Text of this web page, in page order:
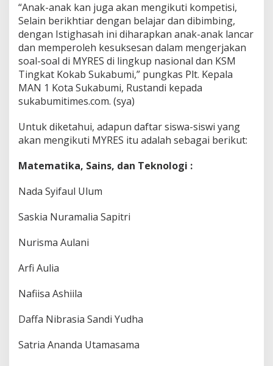
“Anak-anak kan juga akan mengikuti kompetisi,
Selain berikhtiar dengan belajar dan dibimbing,
dengan Istighasah ini diharapkan anak-anak lancar
dan memperoleh kesuksesan dalam mengerjakan
soal-soal di MYRES di lingkup nasional dan KSM
Tingkat Kokab Sukabumi,” pungkas Plt. Kepala
MAN 1 Kota Sukabumi, Rustandi kepada
sukabumitimes.com. (sya)
Untuk diketahui, adapun daftar siswa-siswi yang
akan mengikuti MYRES itu adalah sebagai berikut:
Matematika, Sains, dan Teknologi :
Nada Syifaul Ulum
Saskia Nuramalia Sapitri
Nurisma Aulani
Arfi Aulia
Nafiisa Ashiila
Daffa Nibrasia Sandi Yudha
Satria Ananda Utamasama